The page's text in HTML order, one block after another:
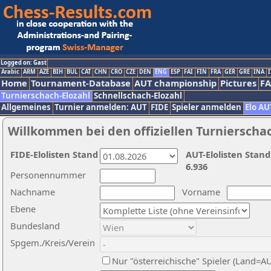
Logged on: Gast
Arabic ARM AZE BIH BUL CAT CHN CRO CZE DEN ENG ESP FAI FIN FRA GER GRE INA
Home Tournament-Database AUT championship Pictures
Turnierschach-Elozahl Schnellschach-Elozahl
Allgemeines Turnier anmelden: AUT FIDE Spieler anmelden Elo
Willkommen bei den offiziellen
Nachname
Vorname
Ebene
Personennummer
Bundesland
Spgem./Kreis/Verein
Nur "österreichische" Spieler
AUT-Elolisten
6.936
FIDE-Elolisten Stand